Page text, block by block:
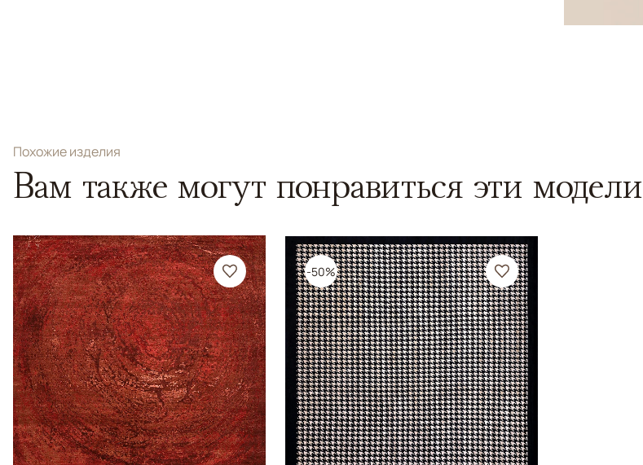
Похожие изделия
Вам также могут понравиться эти модели
-50%